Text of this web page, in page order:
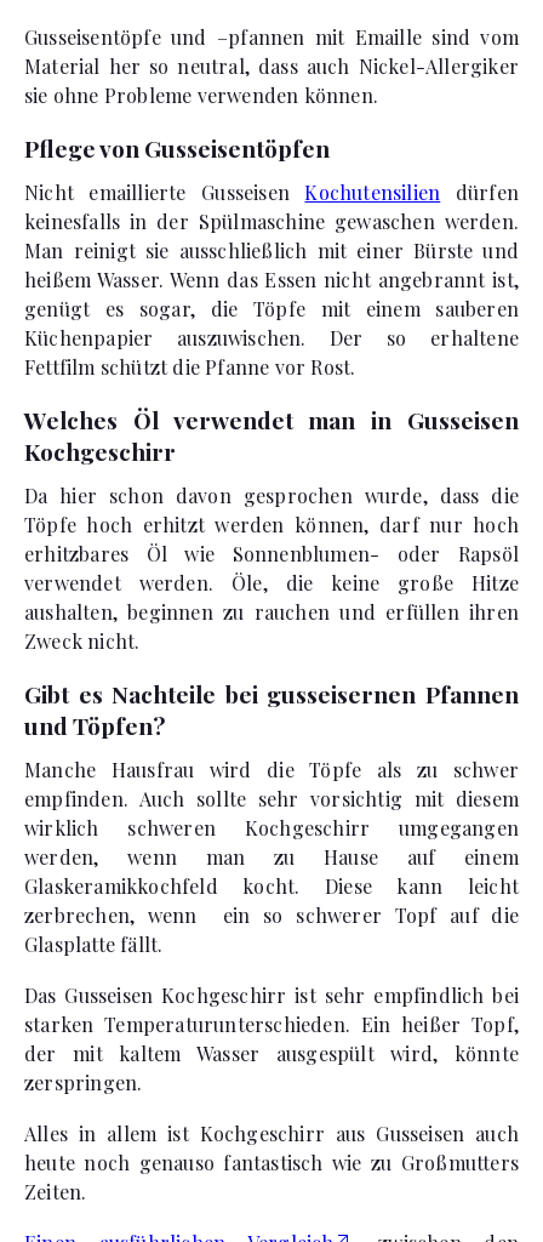
Gusseisentöpfe und –pfannen mit Emaille sind vom
Material her so neutral, dass auch Nickel-Allergiker
sie ohne Probleme verwenden können.
Pflege von Gusseisentöpfen
Nicht emaillierte GusseisenKochutensilien dürfen
keinesfalls in der Spülmaschine gewaschen werden.
Man reinigt sie ausschließlich mit einer Bürste und
heißem Wasser. Wenn das Essen nicht angebrannt ist,
genügt es sogar, die Töpfe mit einem sauberen
Küchenpapier auszuwischen. Der so erhaltene
Fettfilm schützt die Pfanne vor Rost.
Welches Öl verwendet man in Gusseisen
Kochgeschirr
Da hier schon davon gesprochen wurde, dass die
Töpfe hoch erhitzt werden können, darf nur hoch
erhitzbares Öl wie Sonnenblumen- oder Rapsöl
verwendet werden. Öle, die keine große Hitze
aushalten, beginnen zu rauchen und erfüllen ihren
Zweck nicht.
Gibt es Nachteile bei gusseisernen Pfannen
und Töpfen?
Manche Hausfrau wird die Töpfe als zu schwer
empfinden. Auch sollte sehr vorsichtig mit diesem
wirklich schweren Kochgeschirr umgegangen
werden, wenn man zu Hause auf einem
Glaskeramikkochfeld kocht. Diese kann leicht
zerbrechen, wenn ein so schwerer Topf auf die
Glasplatte fällt.
Das Gusseisen Kochgeschirr ist sehr empfindlich bei
starken Temperaturunterschieden. Ein heißer Topf,
der mit kaltem Wasser ausgespült wird, könnte
zerspringen.
Alles in allem ist Kochgeschirr aus Gusseisen auch
heute noch genauso fantastisch wie zu Großmutters
Zeiten.